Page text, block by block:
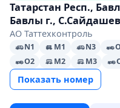
Татарстан Респ.,
Бавлы г.,
АО Таттехконтроль
N1 M1 N3
O2
M2 M3
Показать номер